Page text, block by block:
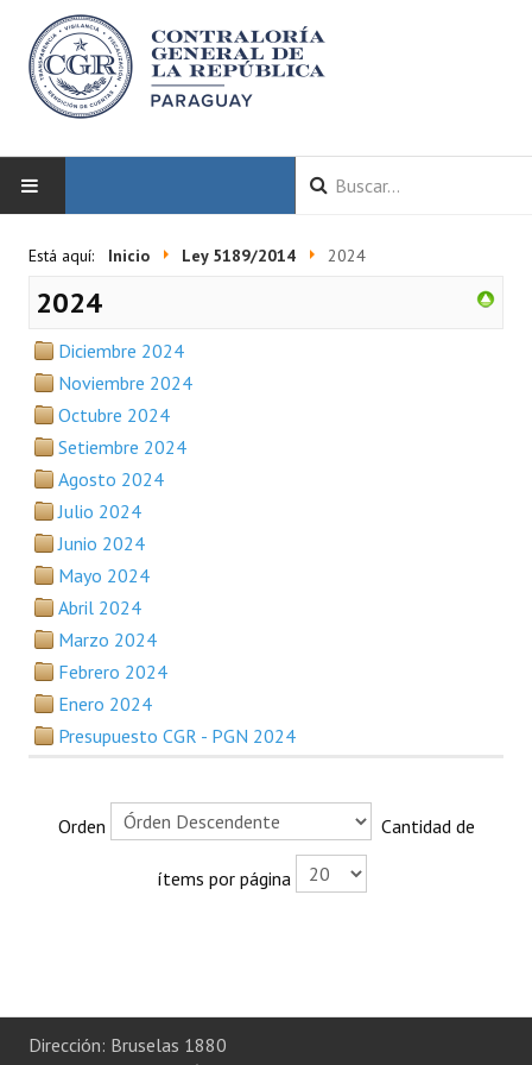
LA CGR
Autoridades
Misión y Visión
Marco Normativo
Organigrama
Plan Estratégico 2022 - 2026
Sistema de Gestión de Calidad
Memorias
Convenios
Resoluciones de Carácter General
Reporte de Hechos Punibles
Está aquí: Inicio Ley 5189/2014 2024
2024
Diciembre 2024
Noviembre 2024
Octubre 2024
Setiembre 2024
Agosto 2024
Julio 2024
Junio 2024
Mayo 2024
Abril 2024
Marzo 2024
Febrero 2024
Enero 2024
Presupuesto CGR - PGN 2024
Orden Cantidad de
ítems por página
Dirección: Bruselas 1880